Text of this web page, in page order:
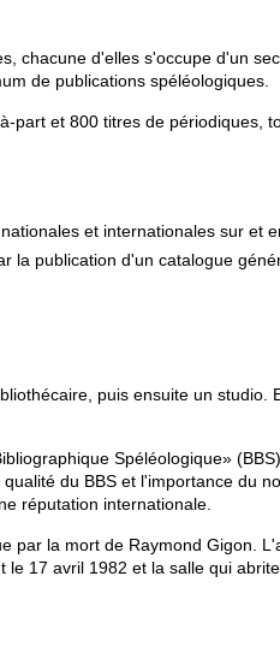
chacune d'elles s'occupe d'un
de publications spéléologiques.
part et 800 titres de périodiques,
et internationales sur et
la publication d'un catalogue
puis ensuite un
Spéléologique»
du BBS et l'importance du
réputation internationale.
par la mort de Raymond Gigon.
17 avril 1982 et la salle qui